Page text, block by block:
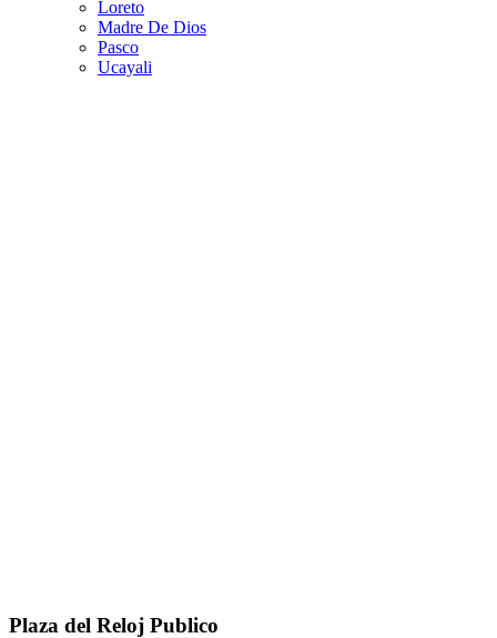
Loreto
Madre De Dios
Pasco
Ucayali
Plaza del Reloj Publico